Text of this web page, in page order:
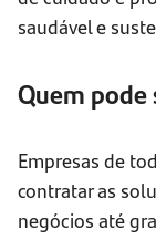
saudável e
Quem pode
Empresas de
contratar as
negócios até